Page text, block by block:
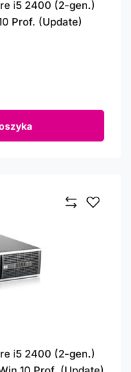
i5 2400 (2-gen.)
Prof. (Update)
i5 2400 (2-gen.)